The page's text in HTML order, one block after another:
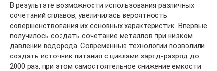
В результате возможности использования различных
сочетаний сплавов, увеличилась вероятность
совершенствования их основных характеристик. Впервые
получилось создать сочетание металлов при низком
давлении водорода. Современные технологии позволили
создать источник питания с циклами заряд-разряд до
2000 раз, при этом самостоятельное снижение емкости